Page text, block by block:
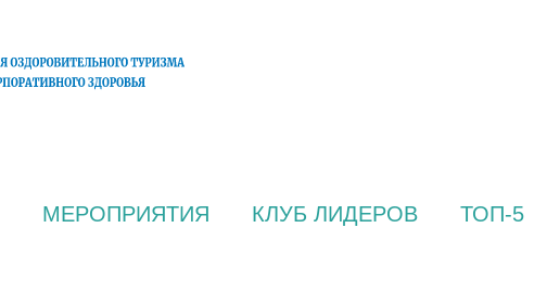
МЕРОПРИЯТИЯ КЛУБ ЛИДЕРОВ ТОП-5